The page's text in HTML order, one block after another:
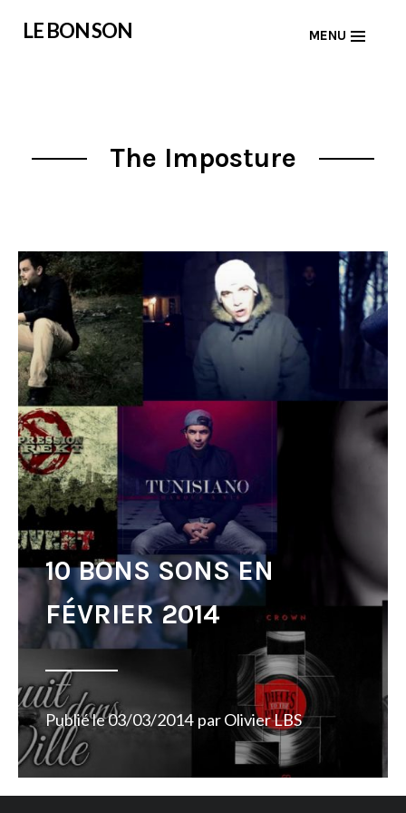
LE BON SON MENU
The Imposture
10 BONS SONS EN
FÉVRIER 2014
Publié le03/03/2014 parOlivier LBS